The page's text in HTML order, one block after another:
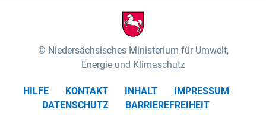
Niedersächsisches Ministerium für Umwelt,
Energie und Klimaschutz
HILFE KONTAKT INHALT
IMPRESSUM
DATENSCHUTZ
BARRIEREFREIHEIT